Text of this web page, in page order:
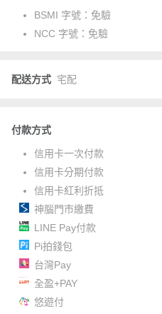
BSMI 字號： 免驗
NCC 字號： 免驗
配送方式 宅配
付款方式
信用卡一次付款
信用卡分期付款
信用卡紅利折抵
神腦門市繳費
LINE Pay付款
Pi拍錢包
台灣Pay
全盈+PAY
悠遊付